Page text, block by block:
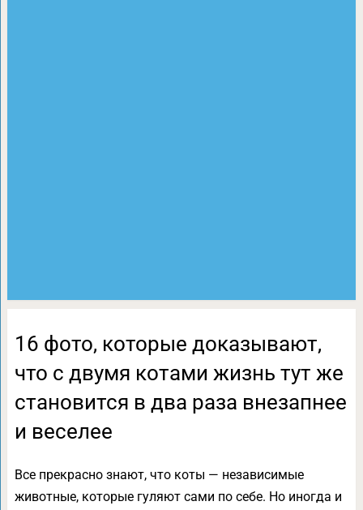
16 фото, которые доказывают,
что с двумя котами жизнь тут же
становится в два раза внезапнее
и веселее
Все прекрасно знают, что коты — независимые
животные, которые гуляют сами по себе. Но иногда и